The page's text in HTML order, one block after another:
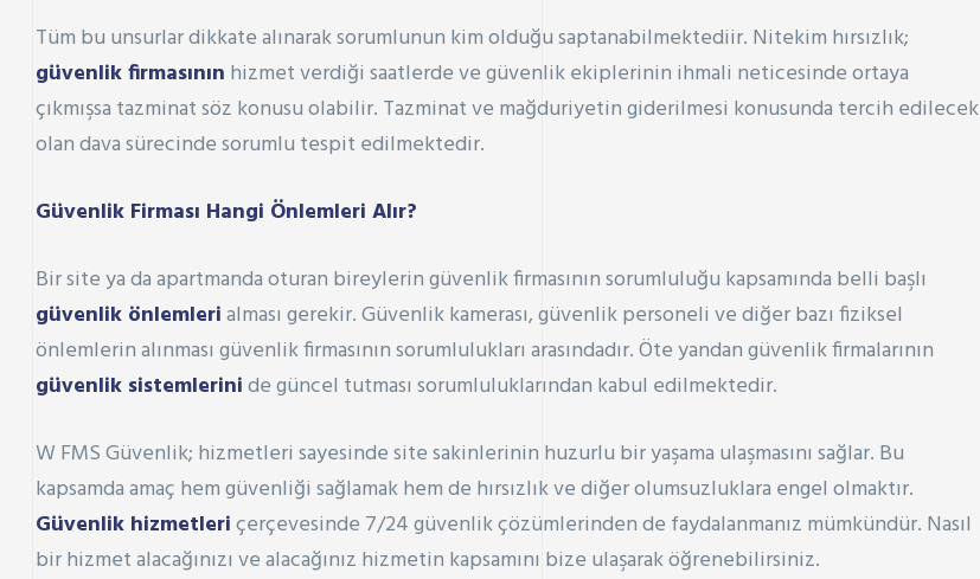
Tüm bu unsurlar dikkate alınarak sorumlunun kim olduğu saptanabilmektediir. Nitekim hırsızlık;
güvenlik firmasının hizmet verdiği saatlerde ve güvenlik ekiplerinin ihmali neticesinde ortaya
çıkmışsa tazminat söz konusu olabilir. Tazminat ve mağduriyetin giderilmesi konusunda tercih edilecek
olan dava sürecinde sorumlu tespit edilmektedir.
Güvenlik Firması Hangi Önlemleri Alır?
Bir site ya da apartmanda oturan bireylerin güvenlik firmasının sorumluluğu kapsamında belli başlı
güvenlik önlemlerialması gerekir. Güvenlik kamerası, güvenlik personeli ve diğer bazı fiziksel
önlemlerin alınması güvenlik firmasının sorumlulukları arasındadır. Öte yandan güvenlik firmalarının
güvenlik sistemlerinide güncel tutması sorumluluklarından kabul edilmektedir.
W FMS Güvenlik; hizmetleri sayesinde site sakinlerinin huzurlu bir yaşama ulaşmasını sağlar. Bu
kapsamda amaç hem güvenliği sağlamak hem de hırsızlık ve diğer olumsuzluklara engel olmaktır.
Güvenlik hizmetleriçerçevesinde 7/24 güvenlik çözümlerinden de faydalanmanız mümkündür. Nasıl
bir hizmet alacağınızı ve alacağınız hizmetin kapsamını bize ulaşaraköğrenebilirsiniz.